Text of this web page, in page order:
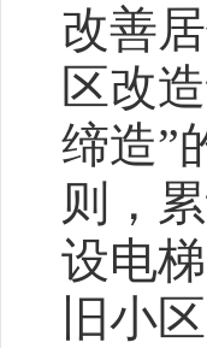
改善
区改
缔造”
则，
设电
旧小